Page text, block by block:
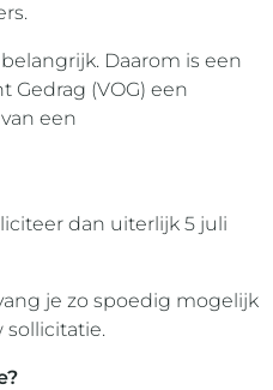
Daarom is een
Gedrag (VOG) een
een
dan uiterlijk 5 juli
je zo spoedig mogelijk
sollicitatie.